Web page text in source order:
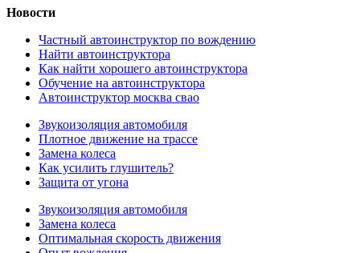
Новости
Частный автоинструктор по вождению
Найти автоинструктора
Как найти хорошего автоинструктора
Обучение на автоинструктора
Автоинструктор москва свао
Звукоизоляция автомобиля
Плотное движение на трассе
Замена колеса
Как усилить глушитель?
Защита от угона
Звукоизоляция автомобиля
Замена колеса
Оптимальная скорость движения